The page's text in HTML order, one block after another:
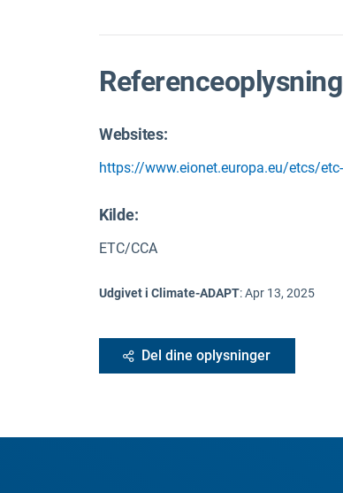
Websites:
https://www.eionet.europa.eu/etcs/
Kilde:
ETC/CCA
Udgivet i Climate-ADAPT:Apr 13, 2025
Del dine oplysninger